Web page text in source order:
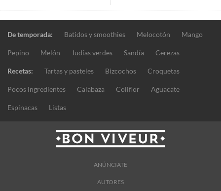
De temporada: Batidos y smoothies Melocotón Mango
Pepino Melón Judías verdes Sandía Cerezas
Recetas: Tartas y pasteles Bizcochos Croquetas
Pocos ingredientes Calabaza Coliflor Aguacate
Espinacas Listas
ANÚNCIATE
AUTORES